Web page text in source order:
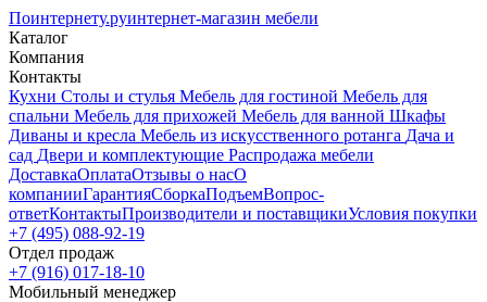
Поинтернету.руинтернет-магазин мебели
Каталог
Компания
Контакты
Кухни Столы и стулья Мебель для гостиной Мебель для
спальни Мебель для прихожей Мебель для ванной Шкафы
Диваны и кресла Мебель из искусственного ротанга Дача и
сад Двери и комплектующие Распродажа мебели
ДоставкаОплатаОтзывы о насО
компанииГарантияСборкаПодъемВопрос-
ответКонтактыПроизводители и поставщикиУсловия покупки
+7 (495) 088-92-19
Отдел продаж
+7 (916) 017-18-10
Мобильный менеджер